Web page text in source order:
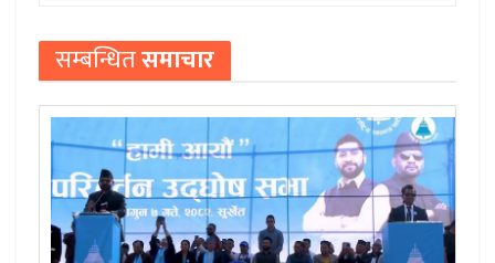
सम्बन्धितसमाचार